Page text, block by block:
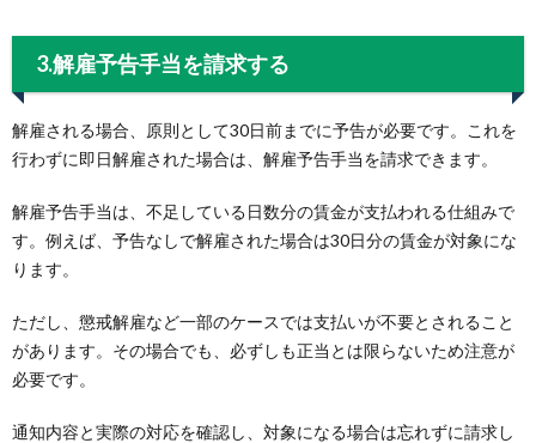
3.解雇予告手当を請求する
解雇される場合、原則として30日前までに予告が必要です。これを
行わずに即日解雇された場合は、解雇予告手当を請求できます。
解雇予告手当は、不足している日数分の賃金が支払われる仕組みで
す。例えば、予告なしで解雇された場合は30日分の賃金が対象にな
ります。
ただし、懲戒解雇など一部のケースでは支払いが不要とされること
があります。その場合でも、必ずしも正当とは限らないため注意が
必要です。
通知内容と実際の対応を確認し、対象になる場合は忘れずに請求し